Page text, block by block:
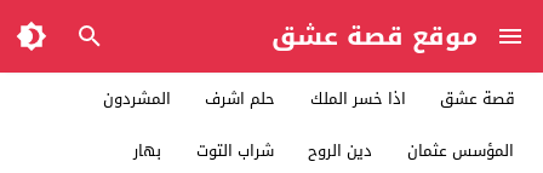
موقع قصة عشق
قصة عشق اذا خسر الملك حلم اشرف
المشردون
المؤسس عثمان
دين الروح شراب التوت
بهار